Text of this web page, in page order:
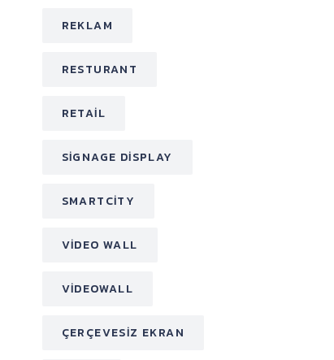
REKLAM
RESTURANT
RETAIL
SIGNAGE DISPLAY
SMARTCITY
VIDEO WALL
VIDEOWALL
ÇERÇEVESIZ EKRAN